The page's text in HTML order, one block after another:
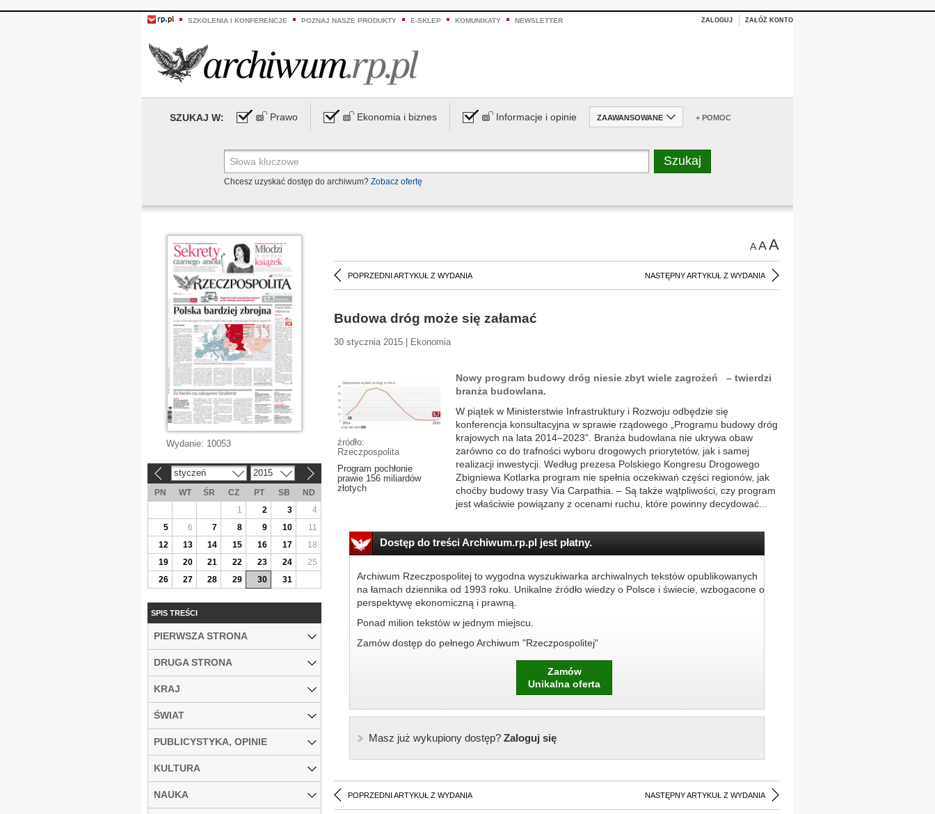
SZKOLENIA I KONFERENCJE POZNAJ NASZE PRODUKTY E-SKLEP KOMUNIKATY NEWSLETTER ZALOGUJ ZAŁÓŻ KONTO
SZUKAJ W: Prawo Ekonomia i biznes Informacje i opinie ZAAWANSOWANE + POMOC
Chcesz uzyskać dostęp do archiwum? Zobacz ofertę
AAA
POPRZEDNI ARTYKUŁ Z WYDANIA NASTĘPNY ARTYKUŁ Z WYDANIA
Budowa dróg może się załamać
30 stycznia 2015 | Ekonomia
źródło:
Rzeczpospolita
Program pochłonie
prawie 156 miliardów
złotych
Nowy program budowy dróg niesie zbyt wiele zagrożeń – twierdzi
branża budowlana.
W piątek w Ministerstwie Infrastruktury i Rozwoju odbędzie się
konferencja konsultacyjna w sprawie rządowego „Programu budowy dróg
krajowych na lata 2014–2023". Branża budowlana nie ukrywa obaw
zarówno co do trafności wyboru drogowych priorytetów, jak i samej
realizacji inwestycji. Według prezesa Polskiego Kongresu Drogowego
Zbigniewa Kotlarka program nie spełnia oczekiwań części regionów, jak
choćby budowy trasy Via Carpathia. – Są także wątpliwości, czy program
jest właściwie powiązany z ocenami ruchu, które powinny decydować...
Dostęp do treści Archiwum.rp.pl jest płatny.
Archiwum Rzeczpospolitej to wygodna wyszukiwarka archiwalnych tekstów opublikowanych
na łamach dziennika od 1993 roku. Unikalne źródło wiedzy o Polsce i świecie, wzbogacone o
perspektywę ekonomiczną i prawną.
Ponad milion tekstów w jednym miejscu.
Zamów dostęp do pełnego Archiwum "Rzeczpospolitej"
Zamów
Unikalna oferta
Masz już wykupiony dostęp?Zaloguj się
POPRZEDNI ARTYKUŁ Z WYDANIA NASTĘPNY ARTYKUŁ Z WYDANIA
Wydanie: 10053
styczeń 2015
PN WT ŚR CZ PT SB
ND
1
2 3
4
5
6 7 8 9 10
11
12
13 14 15 16 17
18
19
20 21 22 23 24
25
26
27 28 29 30 31
SPIS TREŚCI
PIERWSZA STRONA
DRUGA STRONA
KRAJ
ŚWIAT
PUBLICYSTYKA, OPINIE
KULTURA
NAUKA